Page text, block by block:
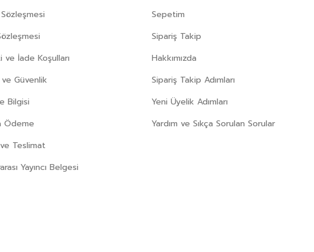
ve İade Koşulları
Güvenlik
Bilgisi
Ödeme
Teslimat
Yayıncı Belgesi
Sepetim
Sipariş Takip
Hakkımızda
Sipariş Takip Adımları
Yeni Üyelik Adımları
Yardım ve Sıkça Sorulan Sorular